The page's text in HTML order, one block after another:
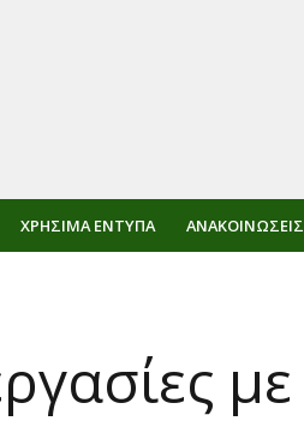
ΧΡΉΣΙΜΑ ΈΝΤΥΠΑ ΑΝΑΚΟΙΝΏΣΕΙΣ
με